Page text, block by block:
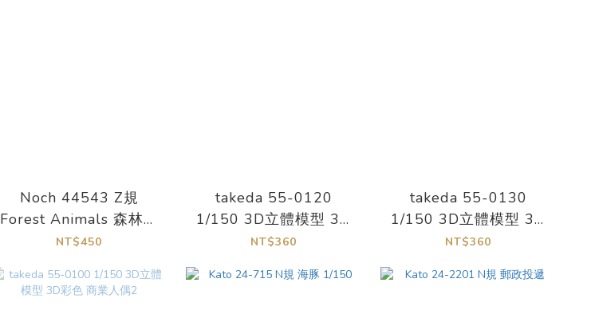
Noch 44543 Z規
Forest Animals 森林動
物
NT$450
takeda 55-0120
1/150 3D立體模型 3D
彩色 幼稚園
NT$360
takeda 55-0130
1/150 3D立體模型 3D
彩色 小學生
NT$360